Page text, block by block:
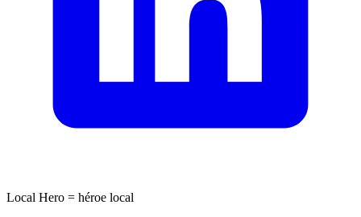
Local Hero = héroe local